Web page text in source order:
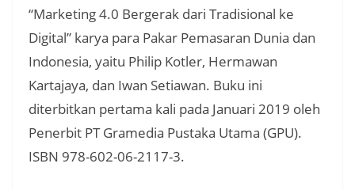
“Marketing 4.0 Bergerak dari Tradisional ke
Digital” karya para Pakar Pemasaran Dunia dan
Indonesia, yaitu Philip Kotler, Hermawan
Kartajaya, dan Iwan Setiawan. Buku ini
diterbitkan pertama kali pada Januari 2019 oleh
Penerbit PT Gramedia Pustaka Utama (GPU).
ISBN 978-602-06-2117-3.